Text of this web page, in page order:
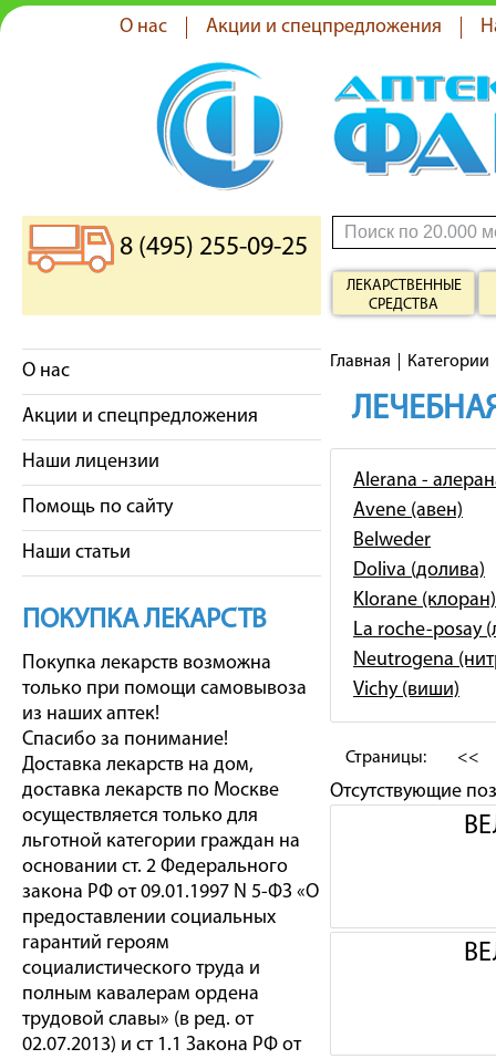
О нас Акции и спецпредложения
8 (495) 255-09-25
ЛЕКАРСТВЕННЫЕ
СРЕДСТВА
О нас
Акции и спецпредложения
Наши лицензии
Помощь по сайту
Наши статьи
ПОКУПКА ЛЕКАРСТВ
Покупка лекарств возможна
только при помощи самовывоза
из наших аптек!
Спасибо за понимание!
Доставка лекарств на дом,
доставка лекарств по Москве
осуществляется только для
льготной категории граждан на
основании ст. 2 Федерального
закона РФ от 09.01.1997 N 5-ФЗ «О
предоставлении социальных
гарантий героям
социалистического труда и
полным кавалерам ордена
трудовой славы» (в ред. от
02.07.2013) и ст 1.1 Закона РФ от
Главная Категории
Alerana -
Avene (авен)
Belweder
Doliva (долива)
Klorane (клоран)
La roche-posay
Neutrogena
Vichy (виши)
Страницы: <<
Отсутствующие